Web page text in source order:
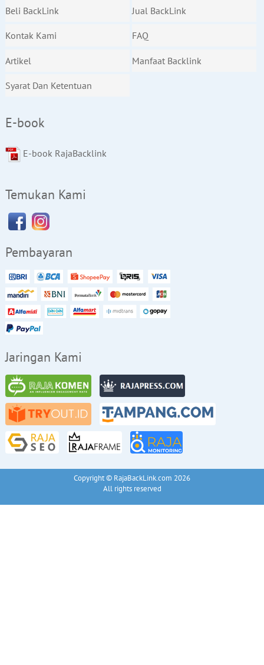
Beli BackLink Jual BackLink
Kontak Kami FAQ
Artikel Manfaat Backlink
Syarat Dan Ketentuan
E-book
E-book RajaBacklink
Temukan Kami
Pembayaran
Jaringan Kami
Copyright © RajaBackLink.com 2026
All rights reserved